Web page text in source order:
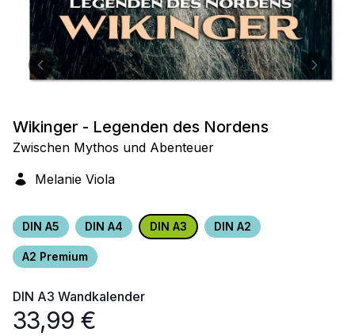
Wikinger - Legenden des Nordens
Zwischen Mythos und Abenteuer
Melanie Viola
DIN A5 DIN A4 DIN A3 DIN A2
A2 Premium
DIN A3 Wandkalender
33,99 €